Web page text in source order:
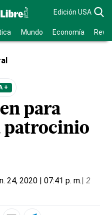
Edición USA
Mundo Economía
+
para
patrocinio
24, 2020 | 07:41 p. m.| 2